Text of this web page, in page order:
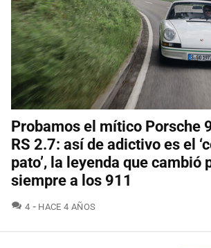
Probamos el mítico Porsche
RS 2.7: así de adictivo es el
pato’, la leyenda que cambió
siempre a los 911
4 COMENTARIOS
HACE 4 AÑOS